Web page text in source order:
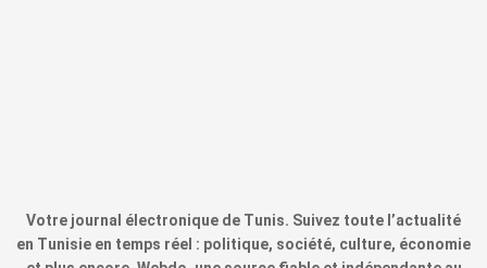
Votre journal électronique de Tunis. Suivez toute l’actualité
en Tunisie en temps réel : politique, société, culture, économie